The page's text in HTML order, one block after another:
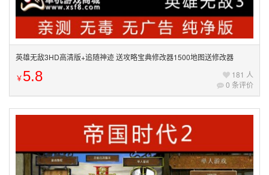
英雄无敌3HD高清版+追随神迹 送攻略宝典修改器1500地图送修改器
￥5.8
181 人
0 条评价